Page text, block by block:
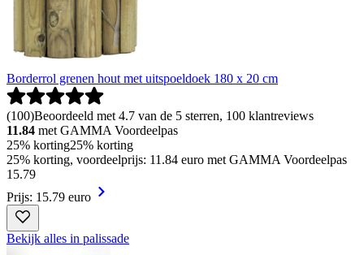
Borderrol grenen hout met uitspoeldoek 180 x 20 cm
(100)Beoordeeld met 4.7 van de 5 sterren, 100 klantreviews
11.84 met GAMMA Voordeelpas
25% korting25% korting
25% korting, voordeelprijs: 11.84 euro met GAMMA Voordeelpas
15.79
Prijs: 15.79 euro
Bekijk alles in palissade